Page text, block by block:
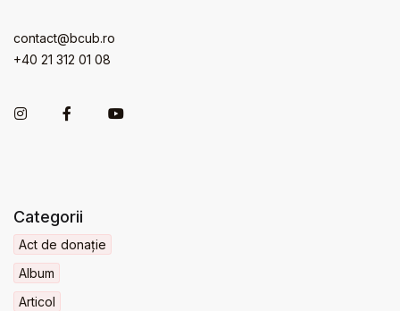
contact@bcub.ro
+40 21 312 01 08
Categorii
Act de donație
Album
Articol